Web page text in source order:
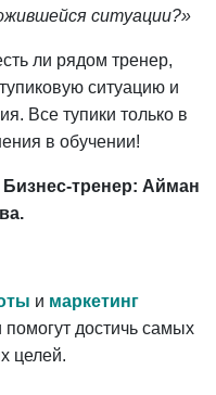
ситуации?»
ли рядом тренер,
ситуацию и
Все тупики только в
в обучении!
тренер: Айман
и маркетинг
помогут достичь самых
целей.